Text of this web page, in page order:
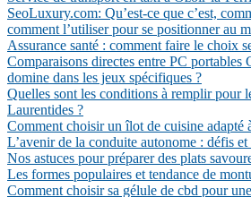
SeoLuxury.com: Qu’est-ce que c’est,
comment l’utiliser pour se positionner au
Assurance santé : comment faire le choix
Comparaisons directes entre PC portables
domine dans les jeux spécifiques ?
Quelles sont les conditions à remplir pour
Laurentides ?
Comment choisir un îlot de cuisine adapté
L’avenir de la conduite autonome : défis
Nos astuces pour préparer des plats
Les formes populaires et tendance de
Comment choisir sa gélule de cbd pour